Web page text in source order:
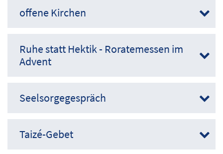
offene Kirchen
Ruhe statt Hektik - Roratemessen im
Advent
Seelsorgegespräch
Taizé-Gebet